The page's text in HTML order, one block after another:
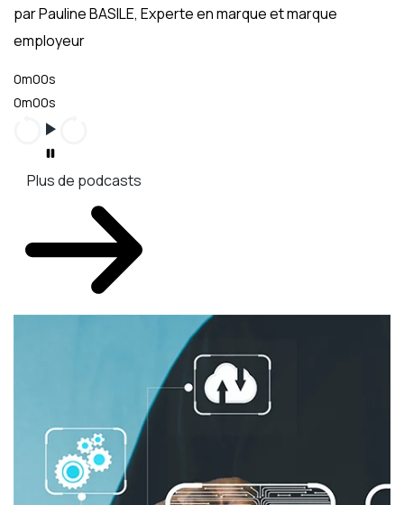
par Pauline BASILE, Experte en marque et marque
employeur
0m00s
0m00s
Plus de podcasts